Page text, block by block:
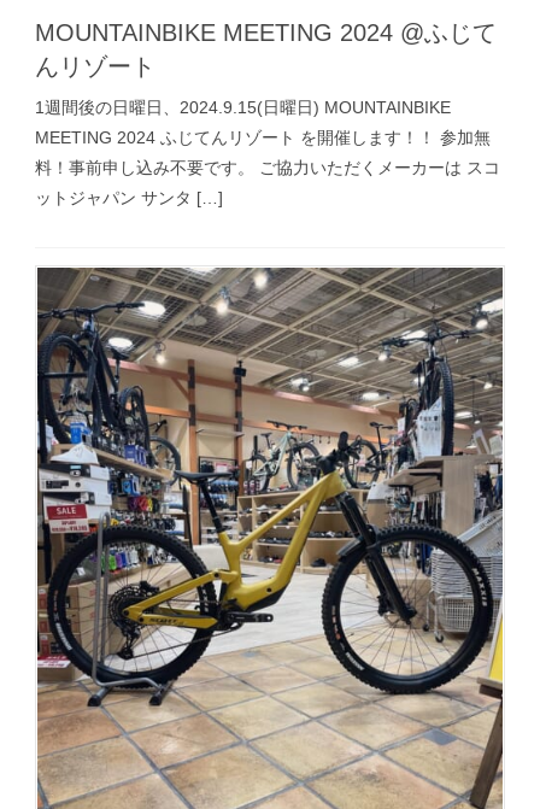
MOUNTAINBIKE MEETING 2024 @ふじて
んリゾート
1週間後の日曜日、2024.9.15(日曜日) MOUNTAINBIKE
MEETING 2024 ふじてんリゾート を開催します！！ 参加無
料！事前申し込み不要です。 ご協力いただくメーカーは スコ
ットジャパン サンタ […]